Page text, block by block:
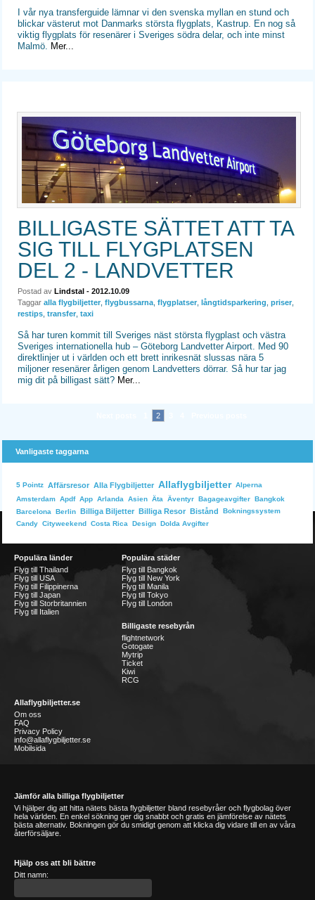
I vår nya transferguide lämnar vi den svenska myllan en stund och
blickar västerut mot Danmarks största flygplats, Kastrup. En nog så
viktig flygplats för resenärer i Sveriges södra delar, och inte minst
Malmö.
Mer...
BILLIGASTE SÄTTET ATT TA
SIG TILL FLYGPLATSEN
DEL 2 - LANDVETTER
Postad avLindstal - 2012.10.09
Taggar alla flygbiljetter ,flygbussarna ,flygplatser ,långtidsparkering ,priser
restips ,transfer ,taxi
Så har turen kommit till Sveriges näst största flygplast och västra
Sveriges internationella hub – Göteborg Landvetter Airport. Med 90
direktlinjer ut i världen och ett brett inrikesnät slussas nära 5
miljoner resenärer årligen genom Landvetters dörrar. Så hur tar jag
mig dit på billigast sätt? Mer...
2
Vanligaste taggarna
5 Pointz Affärsresor Alla Flygbiljetter Allaflygbiljetter Alperna
Amsterdam Apdf App Arlanda Asien Äta Äventyr Bagageavgifter Bangkok
Barcelona
Berlin Billiga Biljetter Billiga Resor Bistånd
Bokningssystem
Candy Cityweekend Costa Rica Design Dolda Avgifter
Populära länder
Flyg till Thailand
Flyg till USA
Flyg till Filippinerna
Flyg till Japan
Flyg till Storbritannien
Flyg till Italien
Populära städer
Flyg till Bangkok
Flyg till New York
Flyg till Manila
Flyg till Tokyo
Flyg till London
Billigaste resebyrån
flightnetwork
Gotogate
Mytrip
Ticket
Kiwi
RCG
Allaflygbiljetter.se
Om oss
FAQ
Privacy Policy
info@allaflygbiljetter.se
Mobilsida
Jämför alla billiga flygbiljetter
Vi hjälper dig att hitta nätets bästa flygbiljetter bland resebyråer och flygbolag över
hela världen. En enkel sökning ger dig snabbt och gratis en jämförelse av nätets
bästa alternativ. Bokningen gör du smidigt genom att klicka dig vidare till en av våra
återförsäljare.
Hjälp oss att bli bättre
Ditt namn: